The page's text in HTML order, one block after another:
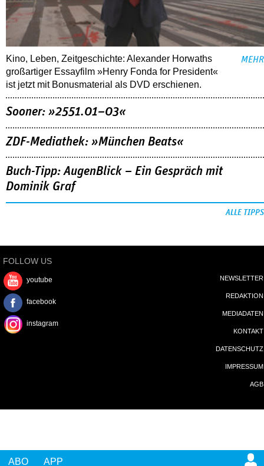
ABO APP
Kino, Leben, Zeitgeschichte: Alexander Horwaths
großartiger Essayfilm »Henry Fonda for President«
ist jetzt mit Bonusmaterial als DVD erschienen.
MEHR
Sooner: »2551.01–03«
ZDF-Mediathek: »München Beats«
Buch-Tipp: AugenBlick – Ein Gespräch mit
Dominik Graf
ALLE TIPPS
FOLLOW US
youtube
facebook
instagram
NEWSLETTER
REDAKTION
MEDIADATEN
KONTAKT
DATENSCHUTZ
IMPRESSUM
AGB